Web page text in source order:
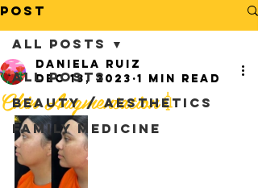
Post
All Posts
Beauty / Aesthetics
Family medicine
All Posts
Chin Augmentation💉
Daniela Ruiz
Dec 13, 2023 1 min read